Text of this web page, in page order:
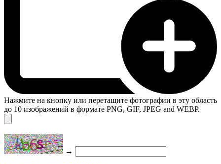
Нажмите на кнопку или перетащите фотографии в эту область
до 10 изображений в формате PNG, GIF, JPEG and WEBP.
→